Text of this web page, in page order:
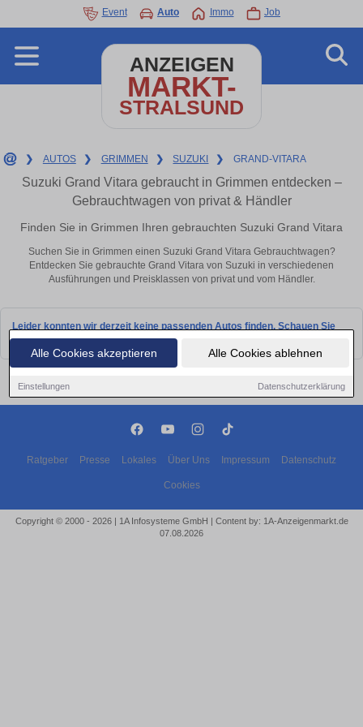
Alle Cookies akzeptieren Alle Cookies ablehnen
Einstellungen Datenschutzerklärung
Event Auto Immo Job
ANZEIGEN
MARKT-
STRALSUND
❯ AUTOS ❯ GRIMMEN ❯ SUZUKI ❯ GRAND-VITARA
Suzuki Grand Vitara gebraucht in Grimmen entdecken –
Gebrauchtwagen von privat & Händler
Finden Sie in Grimmen Ihren gebrauchten Suzuki Grand Vitara
Suchen Sie in Grimmen einen Suzuki Grand Vitara Gebrauchtwagen?
Entdecken Sie gebrauchte Grand Vitara von Suzuki in verschiedenen
Ausführungen und Preisklassen von privat und vom Händler.
Leider konnten wir derzeit keine passenden Autos finden. Schauen Sie
bald wieder vorbei!
Ratgeber Presse Lokales Über Uns Impressum Datenschutz
Cookies
Copyright © 2000 - 2026 | 1A Infosysteme GmbH | Content by: 1A-Anzeigenmarkt.de
07.08.2026